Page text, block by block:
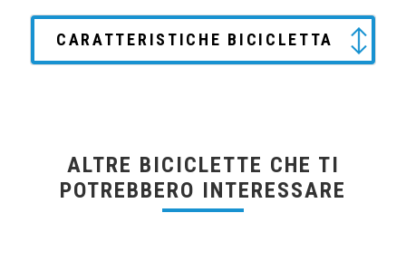
CARATTERISTICHE BICICLETTA
ALTRE BICICLETTE CHE TI
POTREBBERO INTERESSARE